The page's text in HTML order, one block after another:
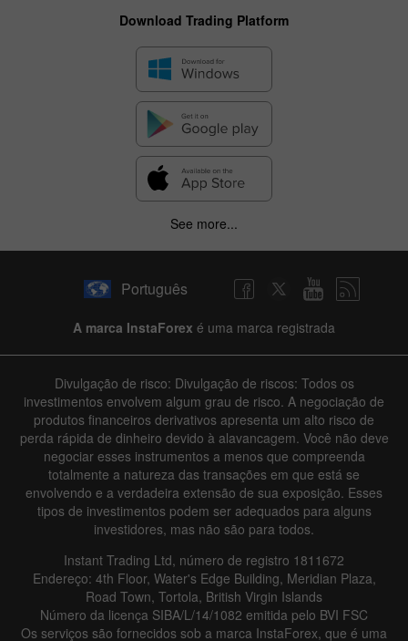
Download Trading Platform
See more...
Português
A marca InstaForex é uma marca registrada
Divulgação de risco: Divulgação de riscos: Todos os
investimentos envolvem algum grau de risco. A negociação de
produtos financeiros derivativos apresenta um alto risco de
perda rápida de dinheiro devido à alavancagem. Você não deve
negociar esses instrumentos a menos que compreenda
totalmente a natureza das transações em que está se
envolvendo e a verdadeira extensão de sua exposição. Esses
tipos de investimentos podem ser adequados para alguns
investidores, mas não são para todos.
Instant Trading Ltd, número de registro 1811672
Endereço: 4th Floor, Water's Edge Building, Meridian Plaza,
Road Town, Tortola, British Virgin Islands
Número da licença SIBA/L/14/1082 emitida pelo BVI FSC
Os serviços são fornecidos sob a marca InstaForex, que é uma